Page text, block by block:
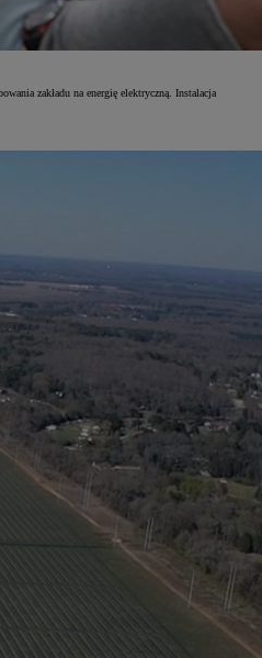
zakładu na energię elektryczną. Instalacja